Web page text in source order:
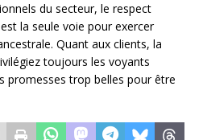
du secteur, le respect
la seule voie pour exercer
Quant aux clients, la
toujours les voyants
promesses trop belles pour être